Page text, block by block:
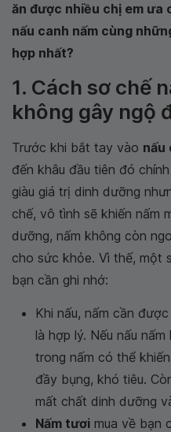
ăn được nhiều chị em ưa
nấu canh nấm cùng
hợp nhất?
1. Cách sơ chế
không gây ngộ
Trước khi bắt tay vào nấu
đến khâu đầu tiên đó
giàu giá trị dinh dưỡng
chế, vô tình sẽ khiến nấm
dưỡng, nấm không còn
cho sức khỏe. Vì thế, một
bạn cần ghi nhớ:
Khi nấu, nấm cần
là hợp lý. Nếu nấu
trong nấm có thể
đầy bụng, khó tiêu.
mất chất dinh dưỡng
Nấm tươi mua về bạn